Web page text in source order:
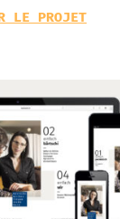
LE PROJET